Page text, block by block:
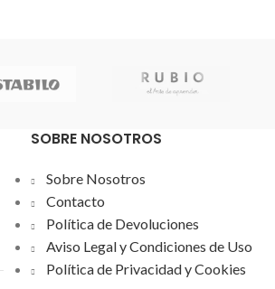
SOBRE NOSOTROS
Sobre Nosotros
Contacto
Política de Devoluciones
Aviso Legal y Condiciones de Uso
Política de Privacidad y Cookies